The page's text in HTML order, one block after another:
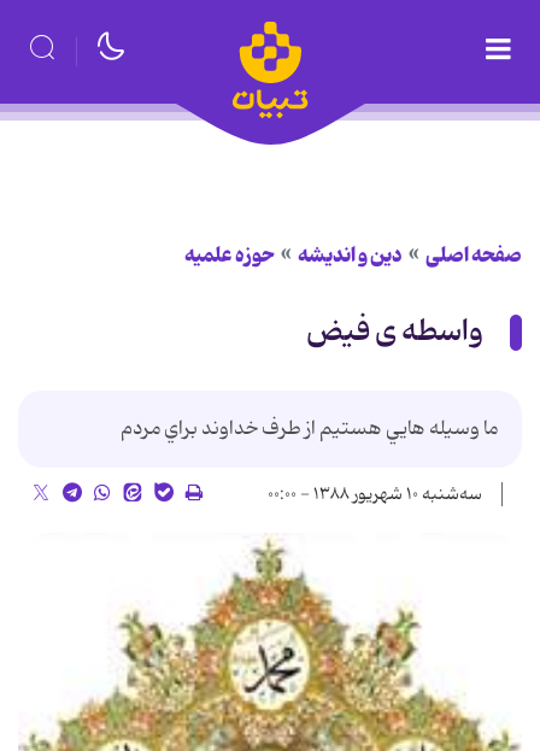
صفحه اصلی دین و اندیشه حوزه علمیه
واسطه ی فیض
ما وسيله هايي هستيم از طرف خداوند براي مردم
سه‌شنبه ۱۰ شهریور ۱۳۸۸ - ۰۰:۰۰